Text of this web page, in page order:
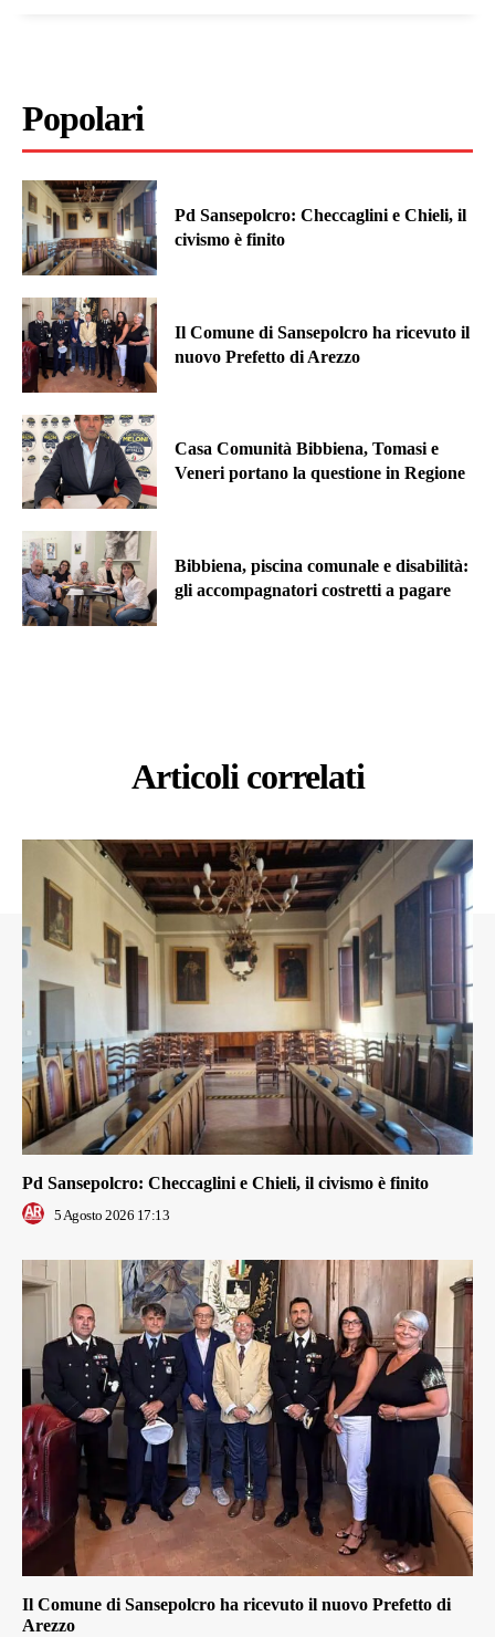
Popolari
Pd Sansepolcro: Checcaglini e Chieli, il
civismo è finito
Il Comune di Sansepolcro ha ricevuto il
nuovo Prefetto di Arezzo
Casa Comunità Bibbiena, Tomasi e
Veneri portano la questione in Regione
Bibbiena, piscina comunale e disabilità:
gli accompagnatori costretti a pagare
Articoli correlati
Pd Sansepolcro: Checcaglini e Chieli, il civismo è finito
5 Agosto 2026 17:13
Il Comune di Sansepolcro ha ricevuto il nuovo Prefetto di
Arezzo